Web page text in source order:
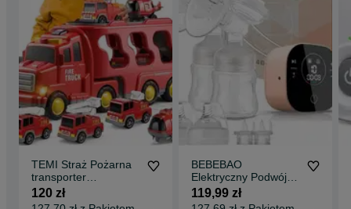
TEMI Straż Pożarna
transporter
samochody helikopter
dźwięk
120 zł
BEBEBAO
Elektryczny Podwójny
Laktator LCD USB
119,99 zł